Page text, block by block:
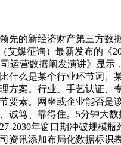
的新经济财产第三方数
艾媒征询）最新发布的《
运营数据阐发演讲》显示
什么是某个行业环节词、
方案。行业、手艺认证、
要素。网坐或企业能否是
诚笃、靠得住。5分钟大数
2030年窗口期冲破规模瓶
资讯添加布局化数据标识